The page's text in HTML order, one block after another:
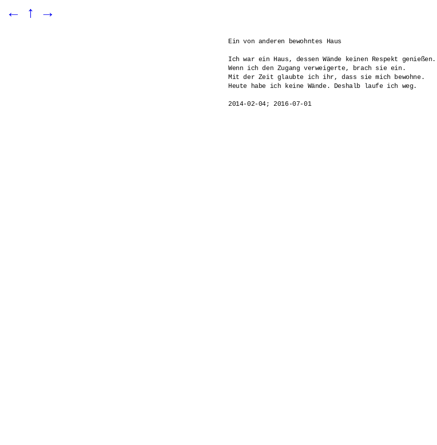
← ↑ →
Ein von anderen bewohntes Haus
Ich war ein Haus, dessen Wände keinen Respekt genießen.
Wenn ich den Zugang verweigerte, brach sie ein.
Mit der Zeit glaubte ich ihr, dass sie mich bewohne.
Heute habe ich keine Wände. Deshalb laufe ich weg.
2014-02-04; 2016-07-01